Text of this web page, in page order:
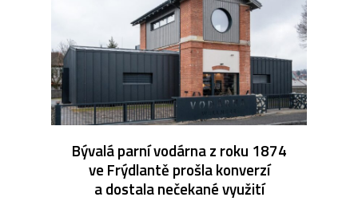
Bývalá parní vodárna z roku 1874
ve Frýdlantě prošla konverzí
a dostala nečekané využití